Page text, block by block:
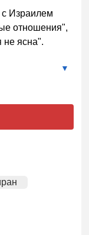
с Израилем
отношения",
не ясна".